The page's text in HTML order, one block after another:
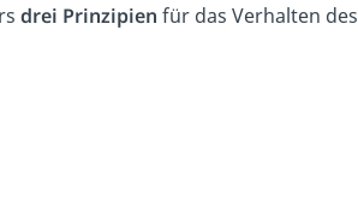
drei Prinzipien für das Verhalten des